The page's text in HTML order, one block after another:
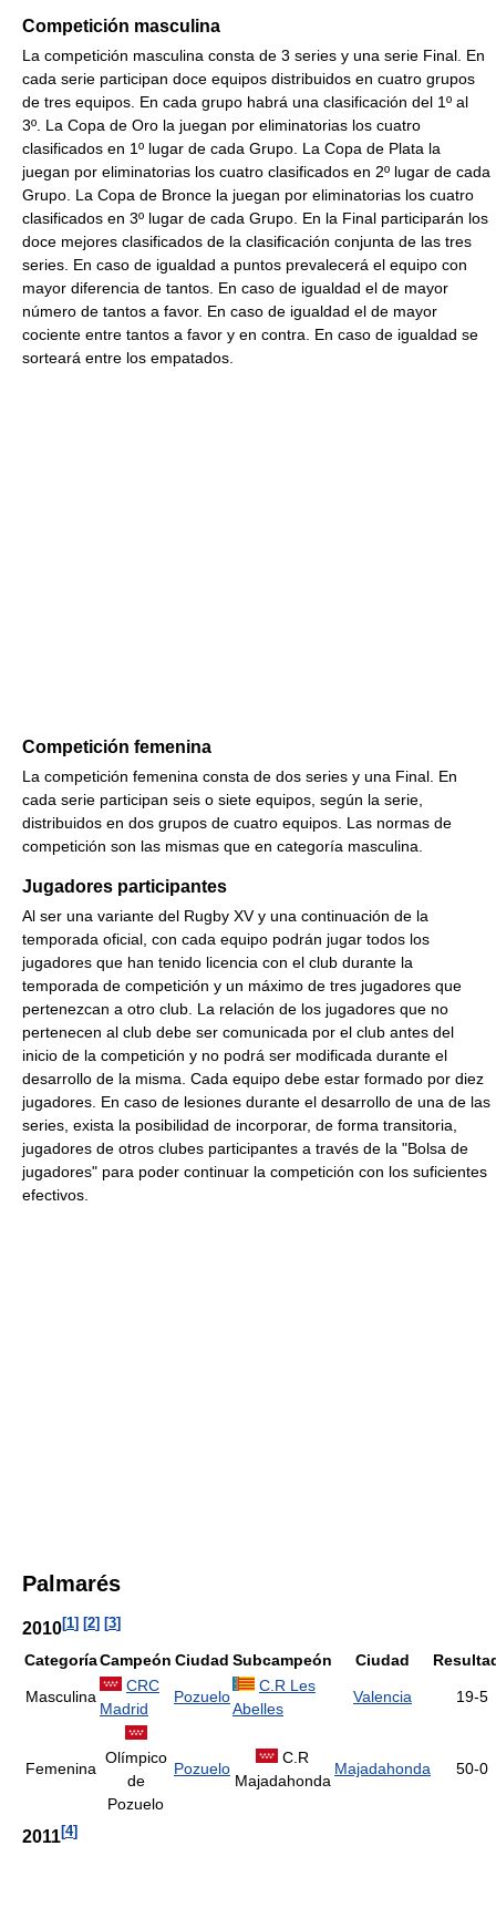
Competición masculina
La competición masculina consta de 3 series y una serie Final. En
cada serie participan doce equipos distribuidos en cuatro grupos
de tres equipos. En cada grupo habrá una clasificación del 1º al
3º. La Copa de Oro la juegan por eliminatorias los cuatro
clasificados en 1º lugar de cada Grupo. La Copa de Plata la
juegan por eliminatorias los cuatro clasificados en 2º lugar de cada
Grupo. La Copa de Bronce la juegan por eliminatorias los cuatro
clasificados en 3º lugar de cada Grupo. En la Final participarán los
doce mejores clasificados de la clasificación conjunta de las tres
series. En caso de igualdad a puntos prevalecerá el equipo con
mayor diferencia de tantos. En caso de igualdad el de mayor
número de tantos a favor. En caso de igualdad el de mayor
cociente entre tantos a favor y en contra. En caso de igualdad se
sorteará entre los empatados.
Competición femenina
La competición femenina consta de dos series y una Final. En
cada serie participan seis o siete equipos, según la serie,
distribuidos en dos grupos de cuatro equipos. Las normas de
competición son las mismas que en categoría masculina.
Jugadores participantes
Al ser una variante del Rugby XV y una continuación de la
temporada oficial, con cada equipo podrán jugar todos los
jugadores que han tenido licencia con el club durante la
temporada de competición y un máximo de tres jugadores que
pertenezcan a otro club. La relación de los jugadores que no
pertenecen al club debe ser comunicada por el club antes del
inicio de la competición y no podrá ser modificada durante el
desarrollo de la misma. Cada equipo debe estar formado por diez
jugadores. En caso de lesiones durante el desarrollo de una de las
series, exista la posibilidad de incorporar, de forma transitoria,
jugadores de otros clubes participantes a través de la "Bolsa de
jugadores" para poder continuar la competición con los suficientes
efectivos.
Palmarés
2010[1] [2] [3]
CategoríaCampeón Ciudad Subcampeón Ciudad
Masculina
CRC
Madrid
Pozuelo
C.R Les
Abelles
Valencia 19-5
Femenina
Olímpico
de
Pozuelo
Pozuelo
C.R
Majadahonda
Majadahonda 50-0
2011[4]